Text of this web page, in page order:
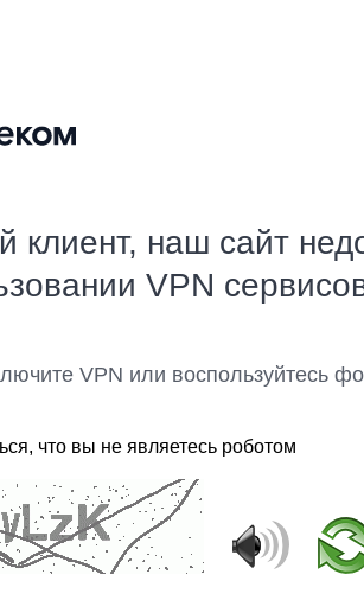
клиент, наш сайт
VPN
VPN или воспользуйтесь
что вы не являетесь роботом